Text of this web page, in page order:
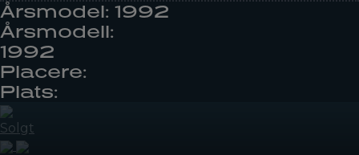
Årsmodel: 1992
Årsmodell:
1992
Placere:
Plats:
Solgt